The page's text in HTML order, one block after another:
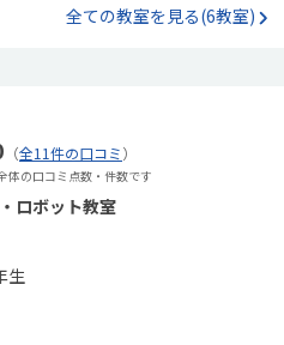
全ての教室を見る(6教室)
（全11件の口コミ）
の口コミ点数・件数です
ロボット教室
生